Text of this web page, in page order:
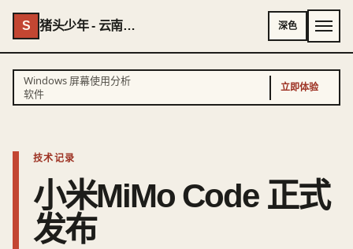
S 猪头少年 - 云南AI专家 - 云南独立开发者 深色
Windows 屏幕使用分析
软件
立即体验
技术记录
小米MiMo Code 正式
发布